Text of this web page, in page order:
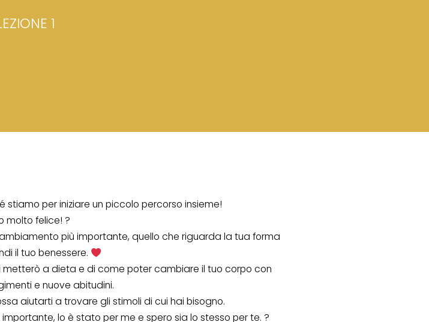
1
per iniziare un piccolo percorso insieme!
molto felice! ?
più importante, quello che riguarda la tua forma
il tuo benessere.
a dieta e di come poter cambiare il tuo corpo con
e nuove abitudini.
aiutarti a trovare gli stimoli di cui hai bisogno.
lo è stato per me e spero sia lo stesso per te. ?